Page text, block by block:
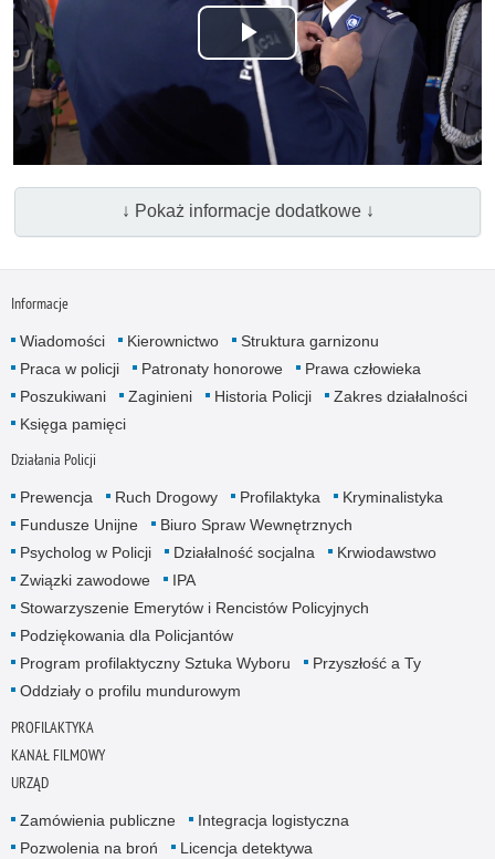
Odtwórz
wideo
↓ Pokaż informacje dodatkowe ↓
Informacje
Wiadomości Kierownictwo
Struktura garnizonu
Praca w policji
Patronaty honorowe
Prawa człowieka
Poszukiwani
Zaginieni Historia Policji
Zakres działalności
Księga pamięci
Działania Policji
Prewencja Ruch Drogowy Profilaktyka
Kryminalistyka
Fundusze Unijne
Biuro Spraw Wewnętrznych
Psycholog w Policji
Działalność socjalna
Krwiodawstwo
Związki zawodowe
IPA
Stowarzyszenie Emerytów i Rencistów Policyjnych
Podziękowania dla Policjantów
Program profilaktyczny Sztuka Wyboru
Przyszłość a Ty
Oddziały o profilu mundurowym
PROFILAKTYKA
KANAŁ FILMOWY
URZĄD
Zamówienia publiczne
Integracja logistyczna
Pozwolenia na broń
Licencja detektywa